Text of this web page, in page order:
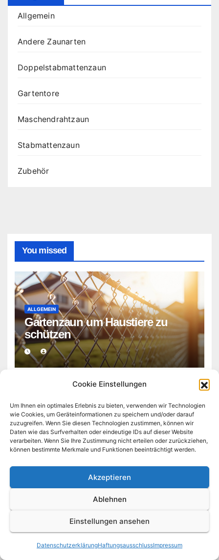
Cookie Einstellungen
Um Ihnen ein optimales Erlebnis zu bieten, verwenden wir Technologien
wie Cookies, um Geräteinformationen zu speichern und/oder darauf
zuzugreifen. Wenn Sie diesen Technologien zustimmen, können wir
Daten wie das Surfverhalten oder eindeutige IDs auf dieser Website
verarbeiten. Wenn Sie Ihre Zustimmung nicht erteilen oder zurückziehen,
können bestimmte Merkmale und Funktionen beeinträchtigt werden.
Akzeptieren
Ablehnen
Einstellungen ansehen
DatenschutzerklärungHaftungsausschlussImpressum
Allgemein
Andere Zaunarten
Doppelstabmattenzaun
Gartentore
Maschendrahtzaun
Stabmattenzaun
Zubehör
You missed
ALLGEMEIN
Gartenzaun um Haustiere zu
schützen
DOPPELSTABMATTENZAUN
Doppelstabmattenzaun bringt
Sicherheit
Biodiversität und